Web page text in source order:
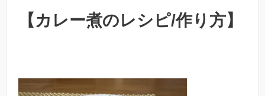
【カレー煮のレシピ/作り方】